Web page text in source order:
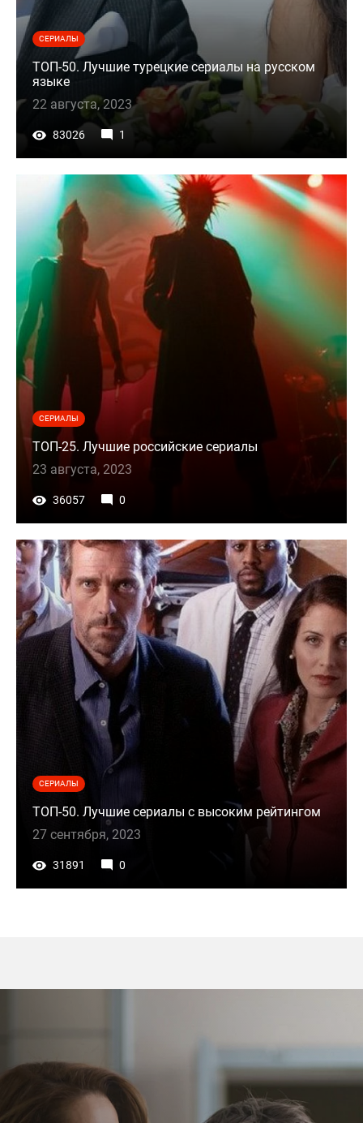
СЕРИАЛЫ
ТОП-50. Лучшие турецкие сериалы на русском
языке
22 августа, 2023
83026 1
СЕРИАЛЫ
ТОП-25. Лучшие российские сериалы
23 августа, 2023
36057 0
СЕРИАЛЫ
ТОП-50. Лучшие сериалы с высоким рейтингом
27 сентября, 2023
31891 0